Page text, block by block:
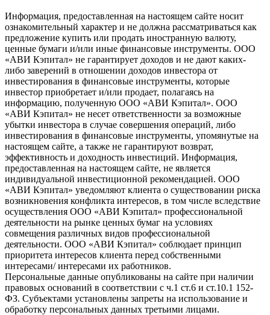
Информация, предоставленная на настоящем сайте носит
ознакомительный характер и не должна рассматриваться как
предложение купить или продать иностранную валюту,
ценные бумаги и/или иные финансовые инструменты. ООО
«АВИ Кэпитал» не гарантирует доходов и не дают каких-
либо заверений в отношении доходов инвестора от
инвестирования в финансовые инструменты, которые
инвестор приобретает и/или продает, полагаясь на
информацию, полученную ООО «АВИ Кэпитал». ООО
«АВИ Кэпитал» не несет ответственности за возможные
убытки инвестора в случае совершения операций, либо
инвестирования в финансовые инструменты, упомянутые на
настоящем сайте, а также не гарантируют возврат,
эффективность и доходность инвестиций. Информация,
предоставленная на настоящем сайте, не является
индивидуальной инвестиционной рекомендацией. ООО
«АВИ Кэпитал» уведомляют клиента о существовании риска
возникновения конфликта интересов, в том числе вследствие
осуществления ООО «АВИ Кэпитал» профессиональной
деятельности на рынке ценных бумаг на условиях
совмещения различных видов профессиональной
деятельности. ООО «АВИ Кэпитал» соблюдает принцип
приоритета интересов клиента перед собственными
интересами/ интересами их работников.
Персональные данные опубликованы на сайте при наличии
правовых оснований в соответствии с ч.1 ст.6 и ст.10.1 152-
ФЗ. Субъектами установлены запреты на использование и
обработку персональных данных третьими лицами.